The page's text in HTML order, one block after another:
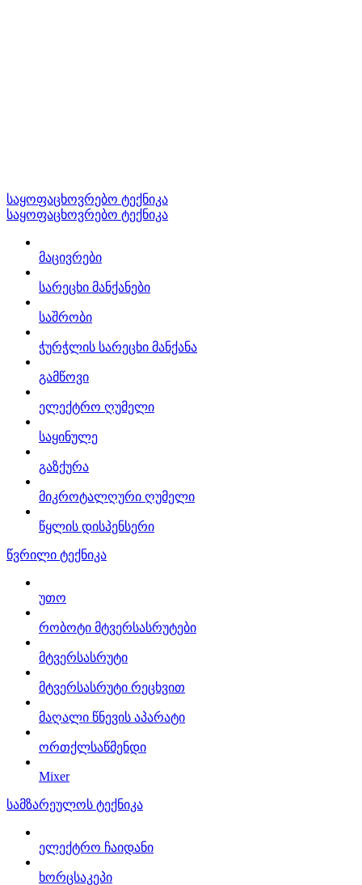
საყოფაცხოვრებო ტექნიკა
საყოფაცხოვრებო ტექნიკა
მაცივრები
სარეცხი მანქანები
საშრობი
ჭურჭლის სარეცხი მანქანა
გამწოვი
ელექტრო ღუმელი
საყინულე
გაზქურა
მიკროტალღური ღუმელი
წყლის დისპენსერი
წვრილი ტექნიკა
უთო
რობოტი მტვერსასრუტები
მტვერსასრუტი
მტვერსასრუტი რეცხვით
მაღალი წნევის აპარატი
ორთქლსაწმენდი
Mixer
სამზარეულოს ტექნიკა
ელექტრო ჩაიდანი
ხორცსაკეპი